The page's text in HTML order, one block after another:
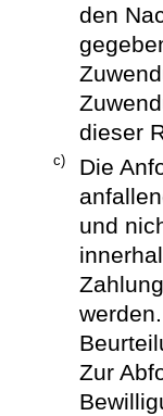
den
dieser
c)
Die
und
Zur